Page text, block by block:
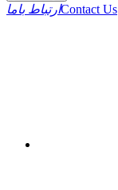
ارتباط باماContact Us